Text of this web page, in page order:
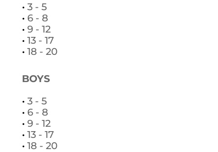
• 3 - 5
• 6 - 8
• 9 - 12
• 13 - 17
• 18 - 20
BOYS
• 3 - 5
• 6 - 8
• 9 - 12
• 13 - 17
• 18 - 20